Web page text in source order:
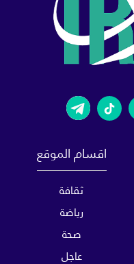
اقسام الموقع
ثقافة
رياضة
صحة
عاجل